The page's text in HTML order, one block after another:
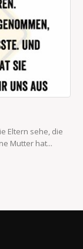
Eltern sehe, die
Mutter hat...